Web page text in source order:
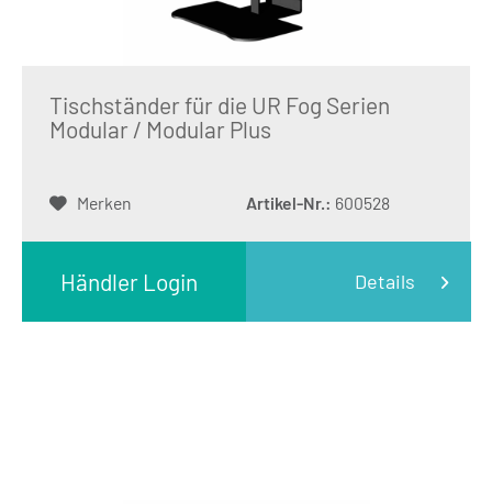
Tischständer für die UR Fog Serien
Modular / Modular Plus
Händler Login Details
Merken Artikel-Nr.: 600528